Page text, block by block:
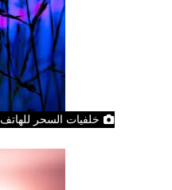
خلفيات السحر للهاتف Wallpapers of Magic Phone